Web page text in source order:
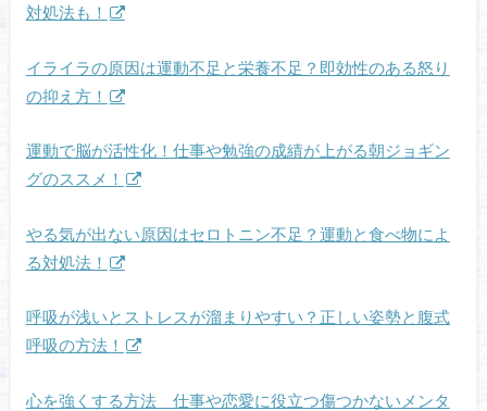
対処法も！
イライラの原因は運動不足と栄養不足？即効性のある怒り
の抑え方！
運動で脳が活性化！仕事や勉強の成績が上がる朝ジョギン
グのススメ！
やる気が出ない原因はセロトニン不足？運動と食べ物によ
る対処法！
呼吸が浅いとストレスが溜まりやすい？正しい姿勢と腹式
呼吸の方法！
心を強くする方法 仕事や恋愛に役立つ傷つかないメンタ